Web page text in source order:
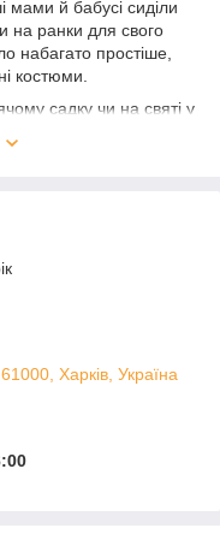
мами й бабусі сиділи
на ранки для свого
набагато простіше,
костюми.
садку чи на святі у
дарують позитивні
дитині створити
не встоять перед
улюбленої
найбільш
різноманітних
Харків, Україна